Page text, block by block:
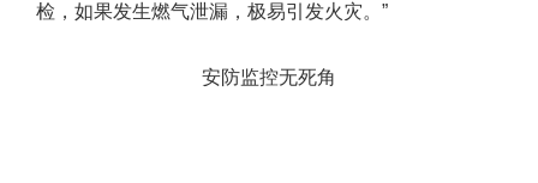
检，如果发生燃气泄漏，极易引发火灾。”
安防监控无死角